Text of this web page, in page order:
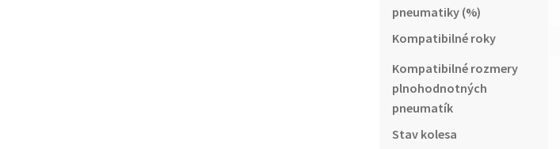
pneumatiky (%)
Kompatibilné roky
Kompatibilné rozmery
plnohodnotných
pneumatík
Stav kolesa